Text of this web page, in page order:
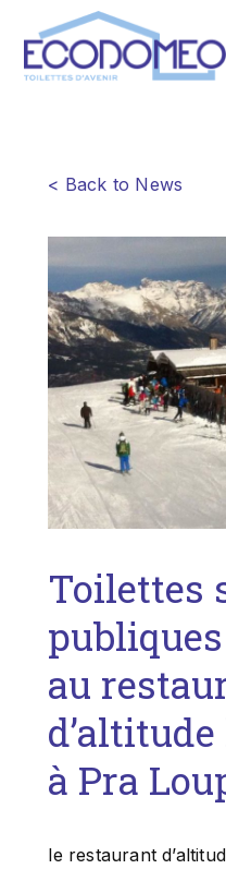
< Back to News
Toilettes
au
à Pra
le restaurant